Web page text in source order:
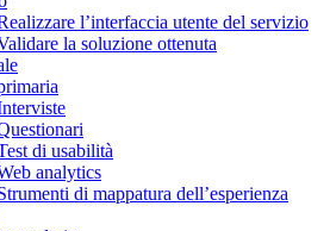
l’interfaccia utente del servizio
la soluzione ottenuta
di usabilità
analytics
di mappatura dell’esperienza